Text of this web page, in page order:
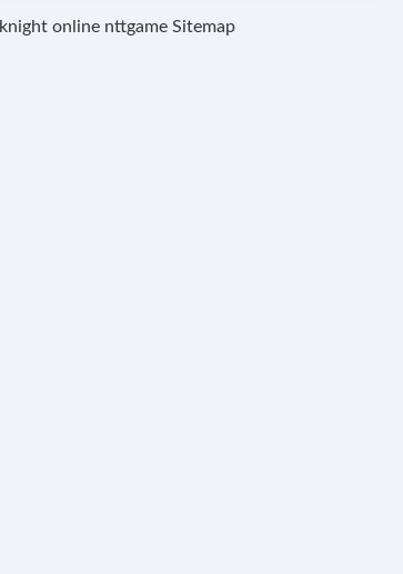
knight online nttgame Sitemap